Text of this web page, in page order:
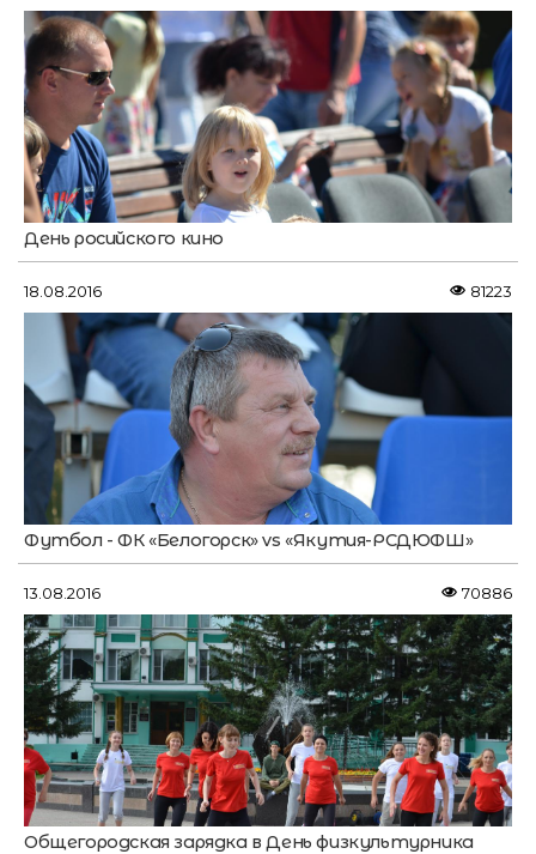
День росийского кино
18.08.2016 81223
Футбол - ФК «Белогорск» vs «Якутия-РСДЮФШ»
13.08.2016 70886
Общегородская зарядка в День физкультурника